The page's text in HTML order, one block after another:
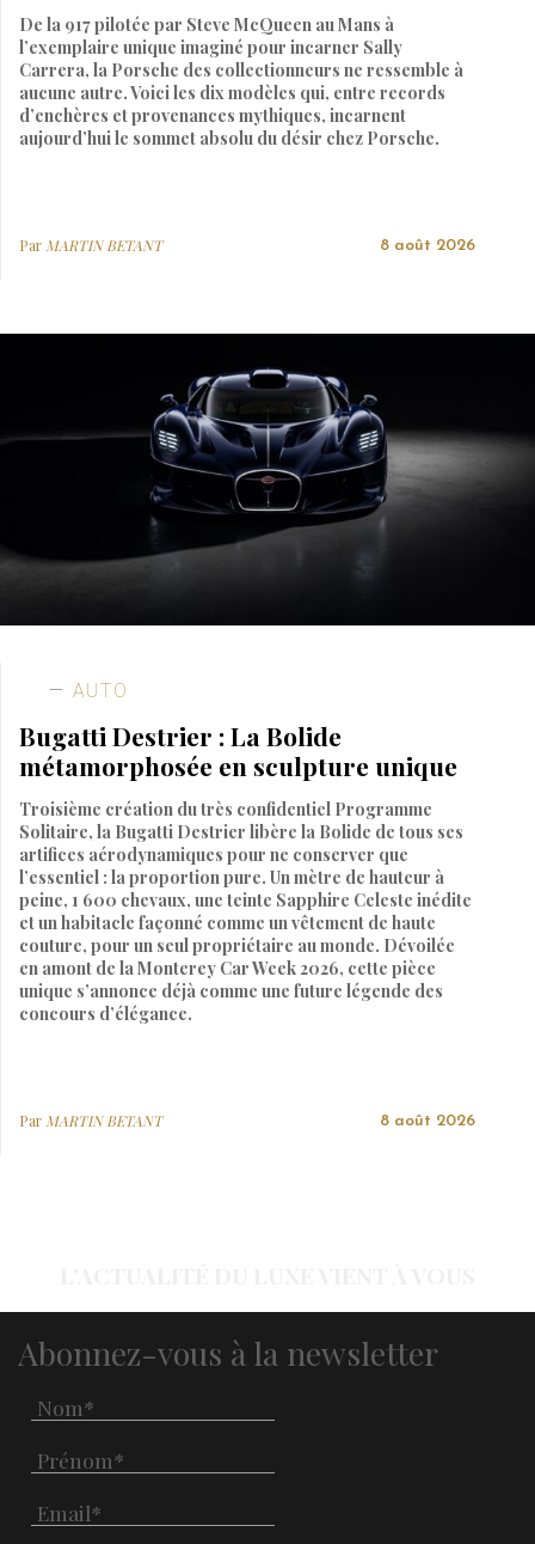
De la 917 pilotée par Steve McQueen au Mans à
l’exemplaire unique imaginé pour incarner Sally
Carrera, la Porsche des collectionneurs ne ressemble à
aucune autre. Voici les dix modèles qui, entre records
d’enchères et provenances mythiques, incarnent
aujourd’hui le sommet absolu du désir chez Porsche.
Par MARTIN BETANT 8 août 2026
AUTO
Bugatti Destrier : La Bolide
métamorphosée en sculpture unique
Troisième création du très confidentiel Programme
Solitaire, la Bugatti Destrier libère la Bolide de tous ses
artifices aérodynamiques pour ne conserver que
l’essentiel : la proportion pure. Un mètre de hauteur à
peine, 1 600 chevaux, une teinte Sapphire Celeste inédite
et un habitacle façonné comme un vêtement de haute
couture, pour un seul propriétaire au monde. Dévoilée
en amont de la Monterey Car Week 2026, cette pièce
unique s’annonce déjà comme une future légende des
concours d’élégance.
Par MARTIN BETANT 8 août 2026
Abonnez-vous à la newsletter